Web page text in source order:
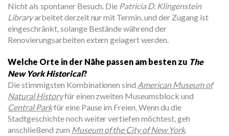
Nicht als spontaner Besuch. Die Patricia D. Klingenstein
Libraryarbeitet derzeit nur mit Termin, und der Zugang ist
eingeschränkt, solange Bestände während der
Renovierungsarbeiten extern gelagert werden.
Welche Orte in der Nähe passen am besten zu The
New York Historical?
Die stimmigsten Kombinationen sind American Museum of
Natural Historyfür einen zweiten Museumsblock und
Central Parkfür eine Pause im Freien. Wenn du die
Stadtgeschichte noch weiter vertiefen möchtest, geh
anschließend zum Museum of the City of New York.